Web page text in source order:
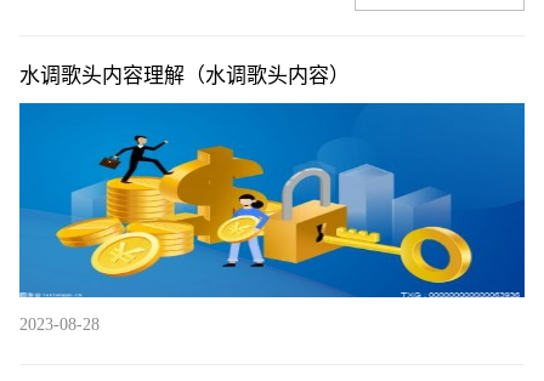
水调歌头内容理解（水调歌头内容）
2023-08-28